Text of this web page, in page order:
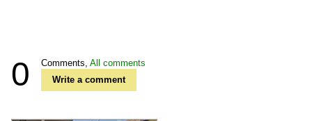
0 Comments, All comments
Write a comment